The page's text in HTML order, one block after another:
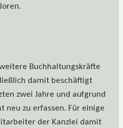
Buchhaltungskräfte
damit beschäftigt
zwei Jahre und aufgrund
neu zu erfassen. Für einige
der Kanzlei damit